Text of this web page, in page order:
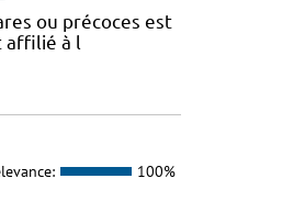
ou précoces est
affilié à l
100%